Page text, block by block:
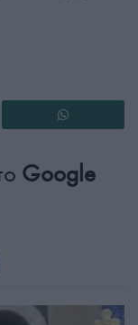
Google